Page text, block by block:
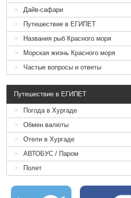
Дайв-сафари
Путешествие в ЕГИПЕТ
Названия рыб Красного моря
Морская жизнь Красного моря
Частые вопросы и ответы
Путешествие в ЕГИПЕТ
Погода в Хургаде
Обмен валюты
Отели в Хургаде
АВТОБУС / Паром
Полет